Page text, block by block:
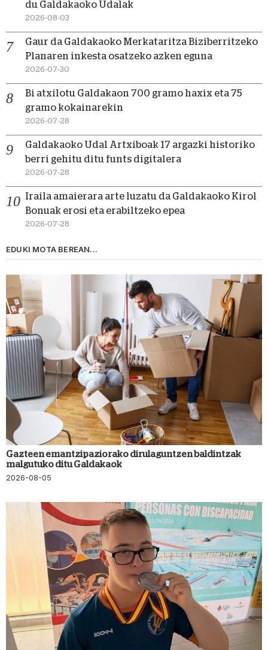
du Galdakaoko Udalak
2026-08-03
Gaur da Galdakaoko Merkataritza Biziberritzeko
Planaren inkesta osatzeko azken eguna
2026-07-30
Bi atxilotu Galdakaon 700 gramo haxix eta 75
gramo kokainarekin
2026-07-28
Galdakaoko Udal Artxiboak 17 argazki historiko
berri gehitu ditu funts digitalera
2026-07-28
Iraila amaierara arte luzatu da Galdakaoko Kirol
Bonuak erosi eta erabiltzeko epea
2026-07-28
EDUKI MOTA BEREAN...
Gazteen emantzipaziorako dirulaguntzen baldintzak
malgutuko ditu Galdakaok
2026-08-05